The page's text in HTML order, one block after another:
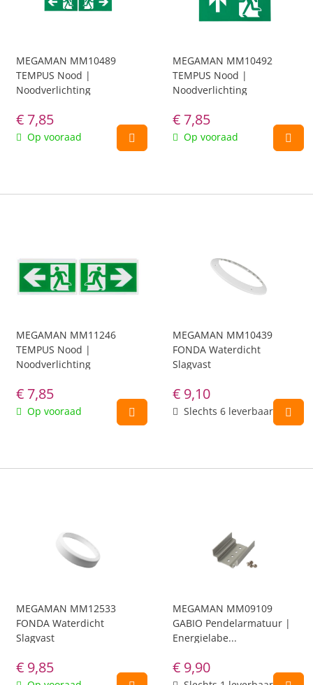
MEGAMAN MM10489
TEMPUS Nood |
Noodverlichting
€ 7,85
Op vooraad
MEGAMAN MM10492
TEMPUS Nood |
Noodverlichting
€ 7,85
Op vooraad
MEGAMAN MM11246
TEMPUS Nood |
Noodverlichting
€ 7,85
Op vooraad
MEGAMAN MM10439
FONDA Waterdicht
Slagvast
€ 9,10
Slechts 6 leverbaar
MEGAMAN MM12533
FONDA Waterdicht
Slagvast
€ 9,85
MEGAMAN MM09109
GABIO Pendelarmatuur |
Energielabe...
€ 9,90